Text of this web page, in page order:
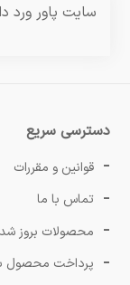
سایت پاور ورد
دسترسی سریع
قوانین و مقررات
تماس با ما
محصولات بروز
پرداخت محصول